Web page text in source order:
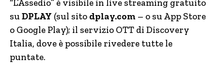
“L’Assedio” è visibile in live streaming gratuito
su DPLAY (sul sito dplay.com – o su App Store
o Google Play); il servizio OTT di Discovery
Italia, dove è possibile rivedere tutte le
puntate.